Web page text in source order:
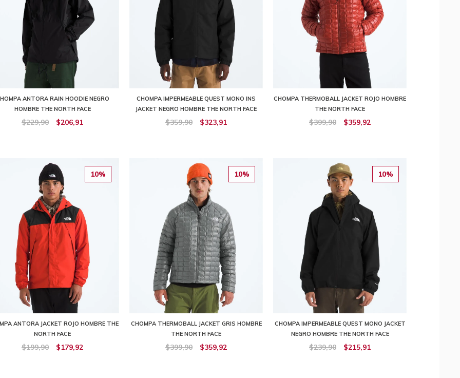
ANTORA RAIN HOODIE NEGRO
HOMBRE THE NORTH FACE
$229,90 $206,91
CHOMPA IMPERMEABLE QUEST MONO INS
JACKET NEGRO HOMBRE THE NORTH FACE
$359,90 $323,91
CHOMPA THERMOBALL JACKET ROJO HOMBRE
THE NORTH FACE
$399,90 $359,92
10%
ANTORA JACKET ROJO HOMBRE THE
NORTH FACE
$199,90 $179,92
10%
CHOMPA THERMOBALL JACKET GRIS HOMBRE
THE NORTH FACE
$399,90 $359,92
10%
CHOMPA IMPERMEABLE QUEST MONO JACKET
NEGRO HOMBRE THE NORTH FACE
$239,90 $215,91